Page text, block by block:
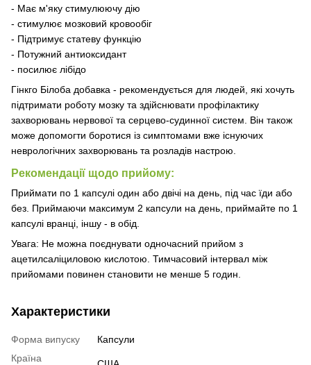
- Має м'яку стимулюючу дію
- стимулює мозковий кровообіг
- Підтримує статеву функцію
- Потужний антиоксидант
- посилює лібідо
Гінкго Білоба добавка - рекомендується для людей, які хочуть
підтримати роботу мозку та здійснювати профілактику
захворювань нервової та серцево-судинної систем. Він також
може допомогти боротися із симптомами вже існуючих
неврологічних захворювань та розладів настрою.
Рекомендації щодо прийому:
Приймати по 1 капсулі один або двічі на день, під час їди або
без. Приймаючи максимум 2 капсули на день, приймайте по 1
капсулі вранці, іншу - в обід.
Увага: Не можна поєднувати одночасний прийом з
ацетилсаліциловою кислотою. Тимчасовий інтервал між
прийомами повинен становити не менше 5 годин.
Характеристики
Форма випуску
Капсули
Країна